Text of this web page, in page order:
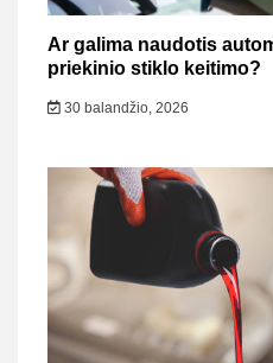
Ar galima naudotis
priekinio stiklo keitimo?
30 balandžio, 2026